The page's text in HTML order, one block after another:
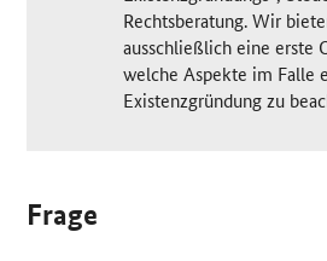
Rechtsberatung. Wir
ausschließlich eine erste
welche Aspekte im Falle
Existenzgründung zu
Frage